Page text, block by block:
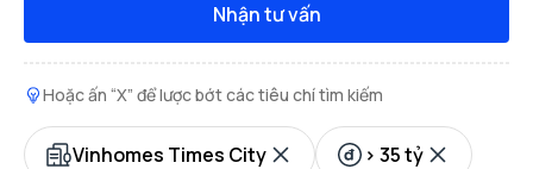
Nhận tư vấn
Hoặc ấn “X” để lược bớt các tiêu chí tìm kiếm
Vinhomes Times City > 35 tỷ